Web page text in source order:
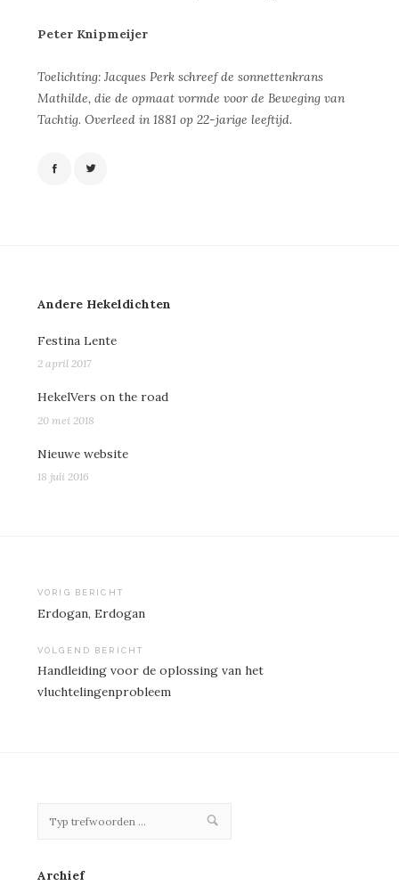
Peter Knipmeijer
Toelichting: Jacques Perk schreef de sonnettenkrans
Mathilde, die de opmaat vormde voor de Beweging van
Tachtig. Overleed in 1881 op 22-jarige leeftijd.
Andere Hekeldichten
Festina Lente
2 april 2017
HekelVers on the road
20 mei 2018
Nieuwe website
18 juli 2016
Bericht
navigatie
VORIG BERICHT
Erdogan, Erdogan
VOLGEND BERICHT
Handleiding voor de oplossing van het
vluchtelingenprobleem
Archief